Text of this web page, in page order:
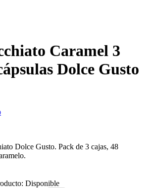
Caramel 3
Dolce Gusto
Dolce Gusto. Pack de 3 cajas, 48
Disponible